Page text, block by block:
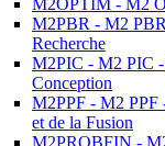
M2OPTIM - M2
M2PBR - M2
Recherche
M2PIC - M2 PIC
Conception
M2PPF - M2 PPF
et de la Fusion
M2PROBFIN -